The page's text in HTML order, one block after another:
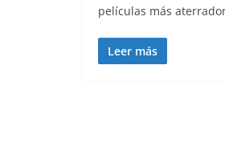
películas más
Leer más